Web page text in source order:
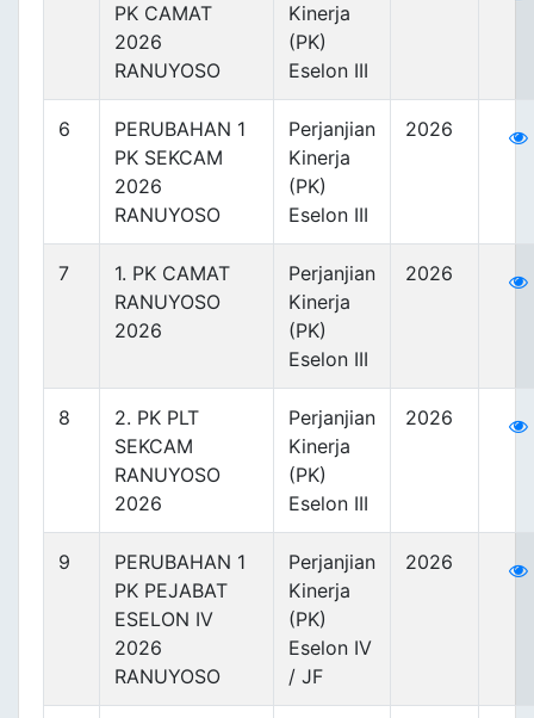
PK CAMAT
2026
RANUYOSO
Kinerja
(PK)
Eselon III
6
PERUBAHAN 1
PK SEKCAM
2026
RANUYOSO
Perjanjian
Kinerja
(PK)
Eselon III
2026
7
1. PK CAMAT
RANUYOSO
2026
Perjanjian
Kinerja
(PK)
Eselon III
2026
8
2. PK PLT
SEKCAM
RANUYOSO
2026
Perjanjian
Kinerja
(PK)
Eselon III
2026
9
PERUBAHAN 1
PK PEJABAT
ESELON IV
2026
RANUYOSO
Perjanjian
Kinerja
(PK)
Eselon IV
/ JF
2026